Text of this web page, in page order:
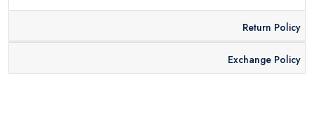
Return Policy
Exchange Policy